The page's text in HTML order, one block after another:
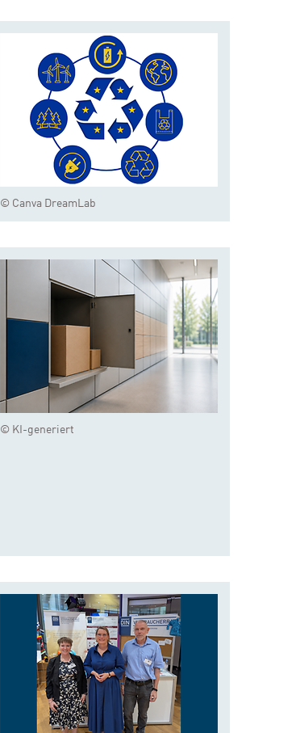
© Canva DreamLab
© KI-generiert